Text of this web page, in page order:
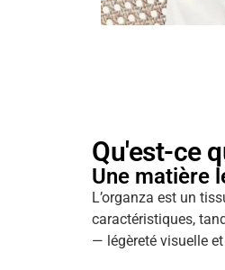
Qu'est-ce
Une matière
L’organza est un
caractéristiques,
— légèreté visuelle